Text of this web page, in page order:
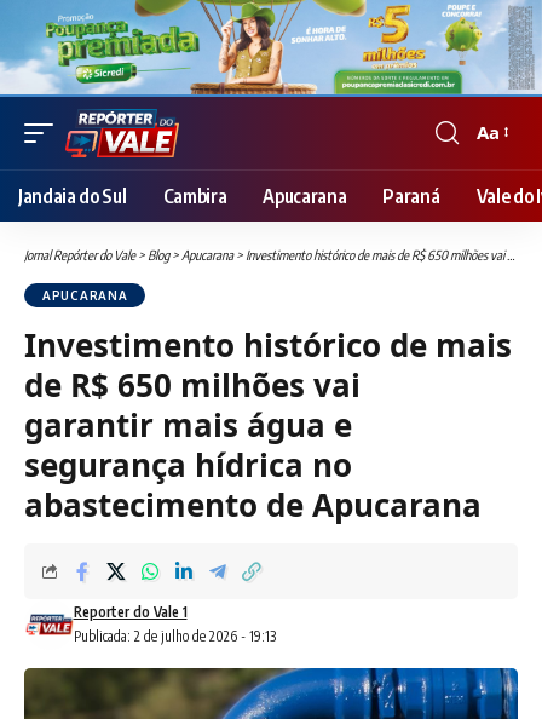
Font
Resizer
Aa
Jandaia do Sul Cambira Apucarana Paraná Vale do
Jornal Repórter do Vale> Blog>Apucarana> Investimento histórico de mais de R$ 650 milhões vai garantir mais água e segurança hídrica no abastecimento de Apucarana
APUCARANA
Investimento histórico de mais
de R$ 650 milhões vai
garantir mais água e
segurança hídrica no
abastecimento de Apucarana
Publicada: 2 de julho de 2026 - 19:13
Reporter do Vale 1